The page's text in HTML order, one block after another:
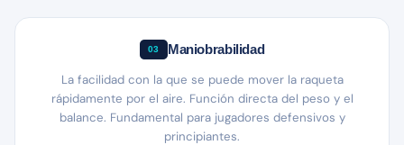
03
Maniobrabilidad
La facilidad con la que se puede mover la raqueta
rápidamente por el aire. Función directa del peso y el
balance. Fundamental para jugadores defensivos y
principiantes.